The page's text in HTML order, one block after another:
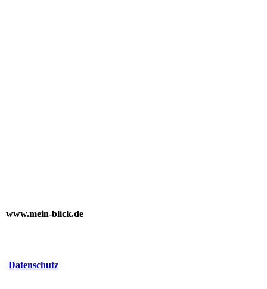
www.mein-blick.de
Datenschutz